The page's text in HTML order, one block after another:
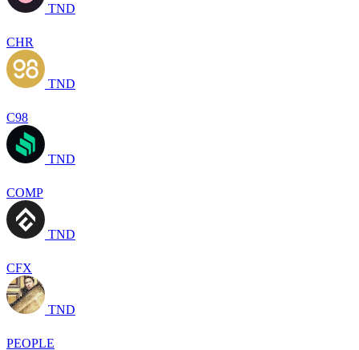
TND
CHR
TND
C98
TND
COMP
TND
CFX
TND
PEOPLE